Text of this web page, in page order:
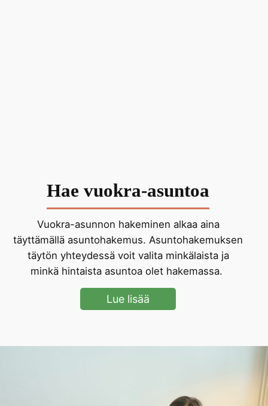
Hae vuokra-asuntoa
Vuokra-asunnon hakeminen alkaa aina
täyttämällä asuntohakemus. Asuntohakemuksen
täytön yhteydessä voit valita minkälaista ja
minkä hintaista asuntoa olet hakemassa.
Lue lisää